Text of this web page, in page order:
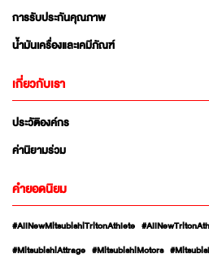
การรับประกันคุณภาพ
น้ำมันเครื่องและเคมีภัณฑ์
เกี่ยวกับเรา
ประวัติองค์กร
ค่านิยามร่วม
คำยอดนิยม
#AllNewMitsubishiTritonAthlete
#MitsubishiAttrage #MitsubishiMotors